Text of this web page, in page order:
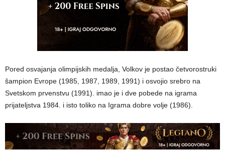
Pored osvajanja olimpijskih medalja, Volkov je postao četvorostruki
šampion Evrope (1985, 1987, 1989, 1991) i osvojio srebro na
Svetskom prvenstvu (1991). imao je i dve pobede na igrama
prijateljstva 1984. i isto toliko na Igrama dobre volje (1986).